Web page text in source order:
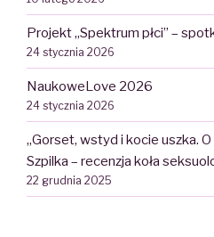
Projekt „Spektrum płci” –
24 stycznia 2026
NaukoweLove 2026
24 stycznia 2026
„Gorset, wstyd i kocie uszka.
Szpilka – recenzja koła
22 grudnia 2025